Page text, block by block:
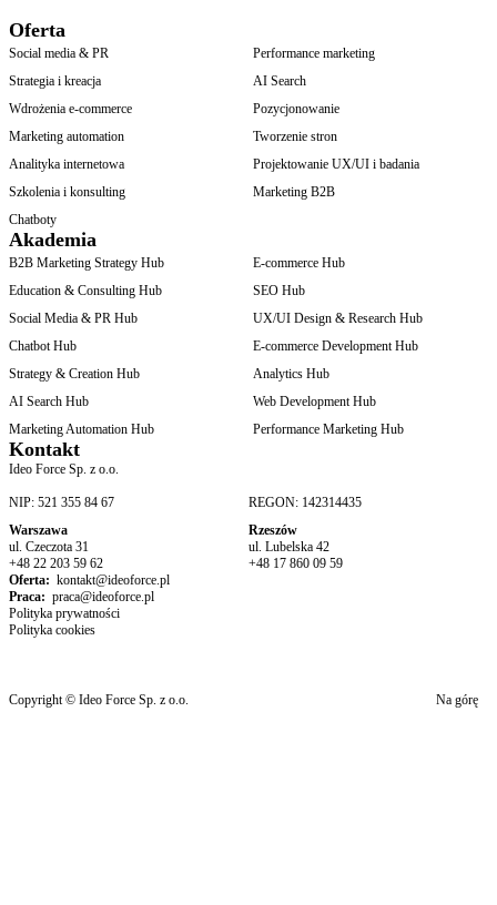
Oferta
Social media & PR
Performance marketing
Strategia i kreacja
AI Search
Wdrożenia e-commerce
Pozycjonowanie
Marketing automation
Tworzenie stron
Analityka internetowa
Projektowanie UX/UI i badania
Szkolenia i konsulting
Marketing B2B
Chatboty
Akademia
B2B Marketing Strategy Hub
E-commerce Hub
Education & Consulting Hub
SEO Hub
Social Media & PR Hub
UX/UI Design & Research Hub
Chatbot Hub
E-commerce Development Hub
Strategy & Creation Hub
Analytics Hub
AI Search Hub
Web Development Hub
Marketing Automation Hub
Performance Marketing Hub
Kontakt
Ideo Force Sp. z o.o.
NIP: 521 355 84 67
REGON: 142314435
Warszawa
ul. Czeczota 31
+48 22 203 59 62
Rzeszów
ul. Lubelska 42
+48 17 860 09 59
Oferta: kontakt@ideoforce.pl
Praca: praca@ideoforce.pl
Polityka prywatności
Polityka cookies
Copyright © Ideo Force Sp. z o.o. Na górę